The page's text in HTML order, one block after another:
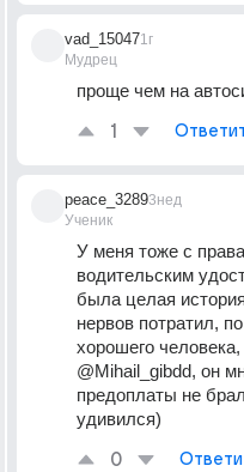
vad_15047
Мудрец
1г
проще чем на
1
peace_3289
Ученик
3нед
У меня тоже с
водительским
была целая
нервов потратил,
хорошего человека,
@Mihail_gibdd, он
предоплаты не
удивился)
0